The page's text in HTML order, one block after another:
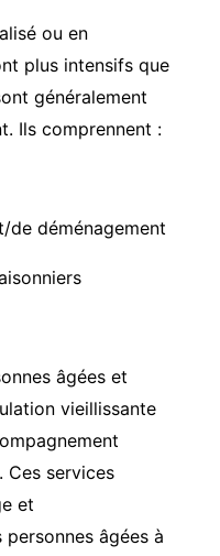
ou en
plus intensifs que
généralement
Ils comprennent :
de déménagement
âgées et
vieillissante
Ces services
et
âgées à